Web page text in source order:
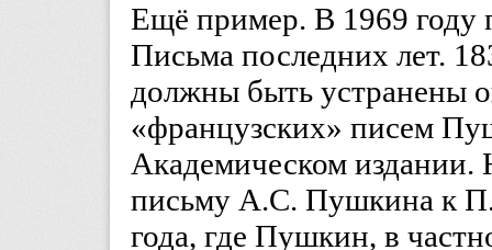
Ещё пример. В 1969 году
Письма последних лет.
должны быть устранены
«французских» писем
Академическом издании.
письму А.С. Пушкина к
года, где Пушкин, в